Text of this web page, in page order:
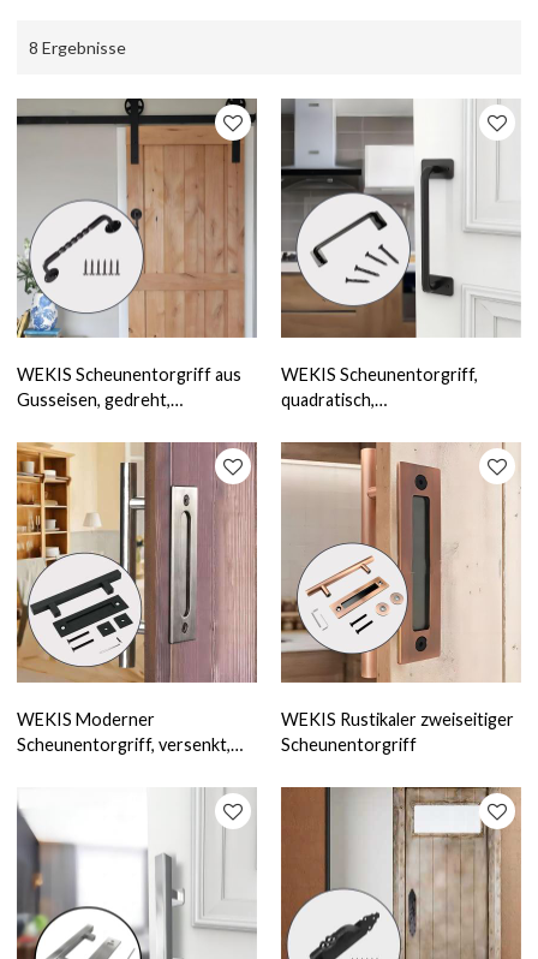
8 Ergebnisse
WEKIS Scheunentorgriff aus
Gusseisen, gedreht,
WEKIS Scheunentorgriff,
quadratisch,
WEKIS Moderner
Scheunentorgriff, versenkt,
WEKIS Rustikaler zweiseitiger
Scheunentorgriff